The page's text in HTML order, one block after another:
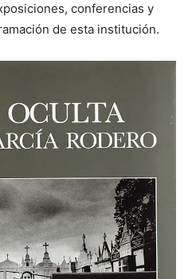
conferencias y
de esta institución.